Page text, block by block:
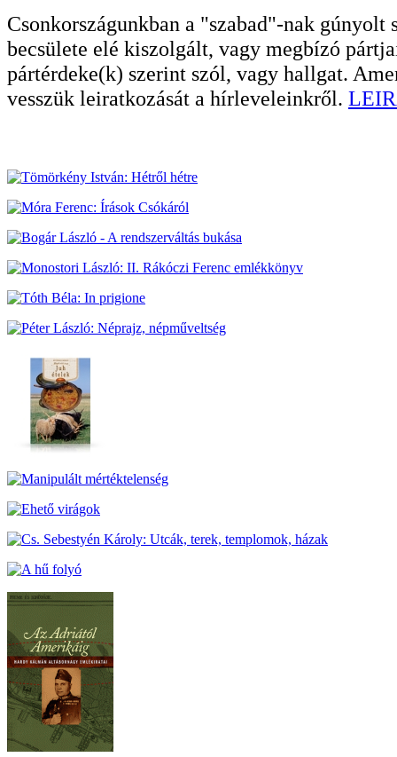
Csonkországunkban a "szabad"-nak
becsülete elé kiszolgált, vagy megbízó
pártérdeke(k) szerint szól, vagy hallgat.
vesszük leiratkozását a hírleveleinkről.